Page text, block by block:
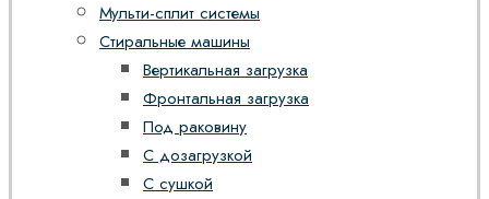
Мульти-сплит системы
Стиральные машины
Вертикальная загрузка
Фронтальная загрузка
Под раковину
С дозагрузкой
С сушкой